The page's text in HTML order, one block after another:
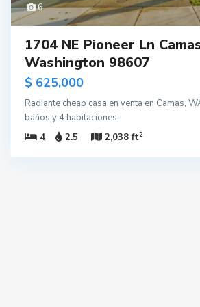
6
1704 NE Pioneer Ln
Washington 98607
$ 625,000
Radiante cheap casa en venta en Camas,
baños y 4 habitaciones.
4
2.5 2,038 ft2